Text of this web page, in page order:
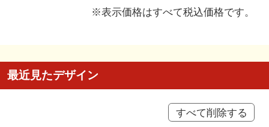
※表示価格はすべて税込価格です。
最近見たデザイン
すべて削除する